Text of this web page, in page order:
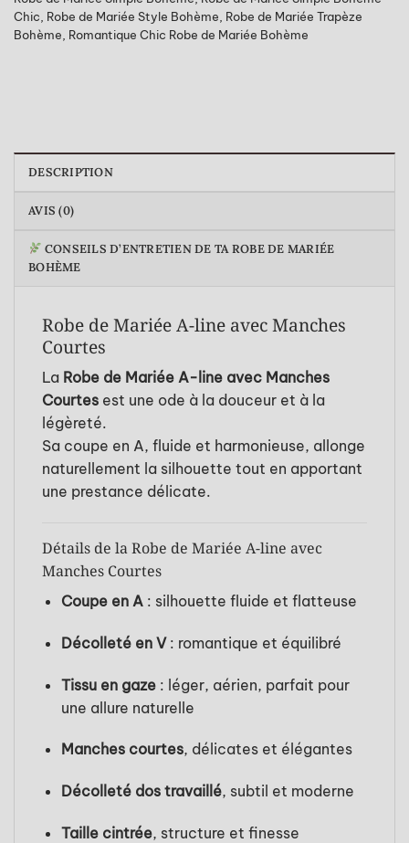
Chic Robe de Mariée Style Bohème Robe de Mariée Trapèze
Bohème Romantique Chic Robe de Mariée Bohème
DESCRIPTION
AVIS (0)
CONSEILS D’ENTRETIEN DE TA ROBE DE MARIÉE
BOHÈME
Robe de Mariée A-line avec Manches
Courtes
La Robe de Mariée A-line avec Manches
Courtes est une ode à la douceur et à la
légèreté.
Sa coupe en A, fluide et harmonieuse, allonge
naturellement la silhouette tout en apportant
une prestance délicate.
Détails de la Robe de Mariée A-line avec
Manches Courtes
Coupe en A: silhouette fluide et flatteuse
Décolleté en V: romantique et équilibré
Tissu en gaze: léger, aérien, parfait pour
une allure naturelle
Manches courtes, délicates et élégantes
Décolleté dos travaillé, subtil et moderne
Taille cintrée, structure et finesse